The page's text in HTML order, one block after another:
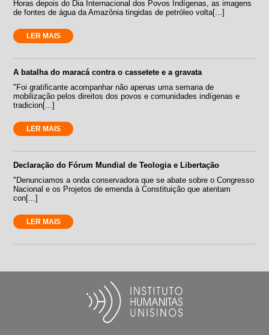
Horas depois do Dia Internacional dos Povos Indígenas, as imagens
de fontes de água da Amazônia tingidas de petróleo volta[...]
LER MAIS
A batalha do maracá contra o cassetete e a gravata
"Foi gratificante acompanhar não apenas uma semana de
mobilização pelos direitos dos povos e comunidades indígenas e
tradicion[...]
LER MAIS
Declaração do Fórum Mundial de Teologia e Libertação
"Denunciamos a onda conservadora que se abate sobre o Congresso
Nacional e os Projetos de emenda à Constituição que atentam
con[...]
LER MAIS